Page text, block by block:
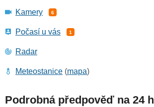
Kamery 6
Počasí u vás 1
Radar
Meteostanice (mapa)
Podrobná předpověď na 24